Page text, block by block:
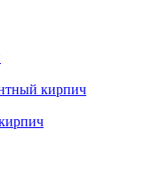
кирпич